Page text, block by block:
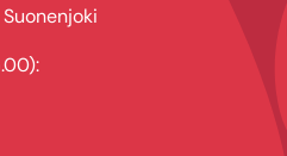
Suonenjoki